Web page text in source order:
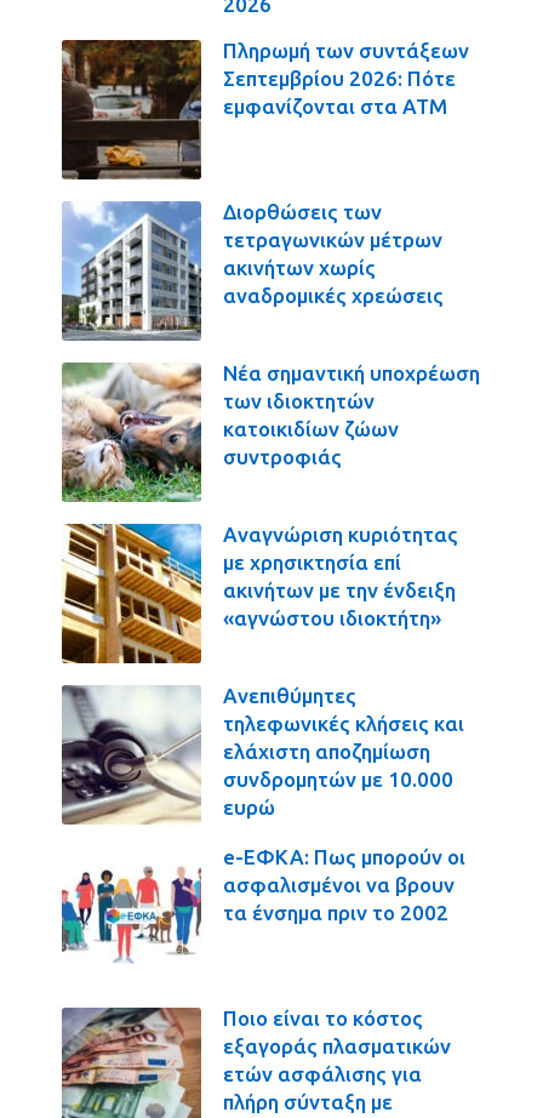
Πληρωμή των συντάξεων
Σεπτεμβρίου 2026: Πότε
εμφανίζονται στα ΑΤΜ
Διορθώσεις των
τετραγωνικών μέτρων
ακινήτων χωρίς
αναδρομικές χρεώσεις
Νέα σημαντική υποχρέωση
των ιδιοκτητών
κατοικιδίων ζώων
συντροφιάς
Αναγνώριση κυριότητας
με χρησικτησία επί
ακινήτων με την ένδειξη
«αγνώστου ιδιοκτήτη»
Ανεπιθύμητες
τηλεφωνικές κλήσεις και
ελάχιστη αποζημίωση
συνδρομητών με 10.000
ευρώ
e-ΕΦΚΑ: Πως μπορούν οι
ασφαλισμένοι να βρουν
τα ένσημα πριν το 2002
Ποιο είναι το κόστος
εξαγοράς πλασματικών
ετών ασφάλισης για
πλήρη σύνταξη με